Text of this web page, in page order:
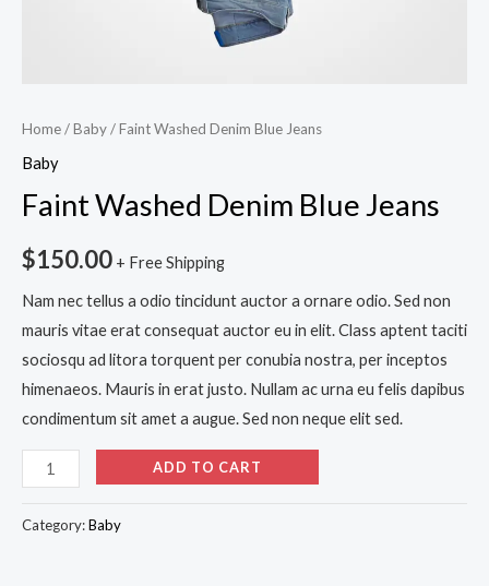
Home/Baby/ Faint Washed Denim Blue Jeans
Baby
Faint Washed Denim Blue Jeans
$150.00 + Free Shipping
Nam nec tellus a odio tincidunt auctor a ornare odio. Sed non
mauris vitae erat consequat auctor eu in elit. Class aptent taciti
sociosqu ad litora torquent per conubia nostra, per inceptos
himenaeos. Mauris in erat justo. Nullam ac urna eu felis dapibus
condimentum sit amet a augue. Sed non neque elit sed.
ADD TO CART
Category:Baby